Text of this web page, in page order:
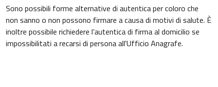
Sono possibili forme alternative di autentica per coloro che
non sanno o non possono firmare a causa di motivi di salute. È
inoltre possibile richiedere l’autentica di firma al domicilio se
impossibilitati a recarsi di persona all'Ufficio Anagrafe.